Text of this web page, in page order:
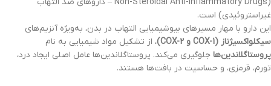
غیراستروئیدی) است.
این دارو با مهار مسیرهای بیوشیمیایی التهاب در بدن، به‌ویژه آنزیم‌های
سیکلو‌اکسیژناز (COX-1 و COX-2)
، از تشکیل مواد شیمیایی به نام
پروستاگلاندین‌ها جلوگیری می‌کند. پروستاگلاندین‌ها عامل اصلی ایجاد درد،
تورم، قرمزی، و حساسیت در بافت‌ها هستند.